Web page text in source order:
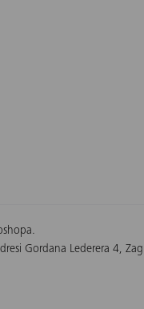
Gordana Lederera 4,